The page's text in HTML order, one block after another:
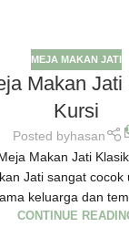
MEJA MAKAN JATI
Makan Jati
Kursi
Posted byhasan
Makan Jati
Jati sangat cocok
keluarga dan
CONTINUE